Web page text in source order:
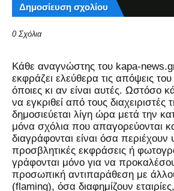
Δημοσίευση σχολίου
0 Σχόλια
Kάθε αναγνώστης του kapa-
εκφράζει ελεύθερα τις απόψεις
όποιες κι αν είναι αυτές. Ωστόσο
να εγκριθεί από τους διαχειριστές
δημοσιεύεται λίγη ώρα μετά την
μόνα σχόλια που απαγορεύονται
διαγράφονται είναι όσα περιέχουν
προσβλητικές εκφράσεις ή
γράφονται μόνο για να
προσωπική αντιπαράθεση με
(flaming), όσα διαφημίζουν